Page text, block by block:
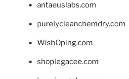
antaeuslabs.com
purelycleanchemdry.com
WishOping.com
shoplegacee.com